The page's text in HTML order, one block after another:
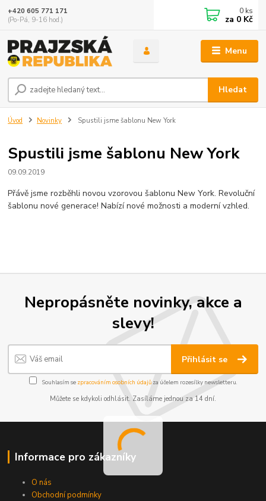
Menu
Hledat
+420 605 771 171
(Po-Pá, 9-16 hod.)
0 ks
za 0 Kč
Úvod Novinky Spustili jsme šablonu New York
Spustili jsme šablonu New York
09.09.2019
Přávě jsme rozběhli novou vzorovou šablonu New York. Revoluční
šablonu nové generace! Nabízí nové možnosti a moderní vzhled.
Nepropásněte novinky, akce a
slevy!
Přihlásit se
Souhlasím se zpracováním osobních údajůza účelem rozesílky newsletteru.
Můžete se kdykoli odhlásit. Zasíláme jednou za 14 dní.
Informace pro zákazníky
O nás
Obchodní podmínky